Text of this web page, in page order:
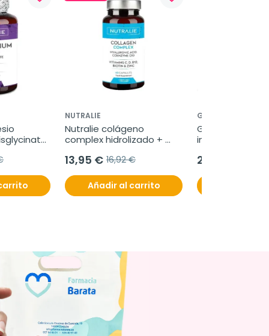
NUTRALIE
Nutralie colágeno
complex hidrolizado +
cápsulas
13,95 € 16,92 €
Añadir al carrito
GENOVÉ
Genové
intensive
28,95 €